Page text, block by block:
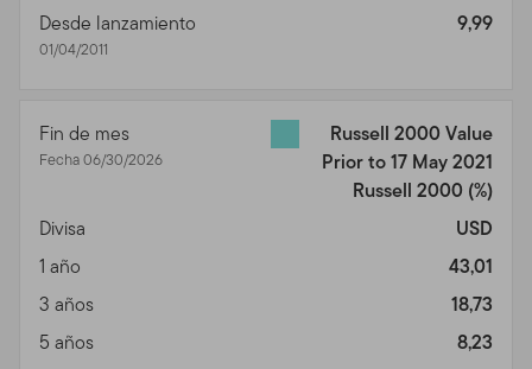
Desde lanzamiento
01/04/2011
9,99
Fin de mes
Fecha 06/30/2026
Russell 2000 Value
Prior to 17 May 2021
Russell 2000 (%)
Divisa
USD
1 año
43,01
3 años
18,73
5 años
8,23